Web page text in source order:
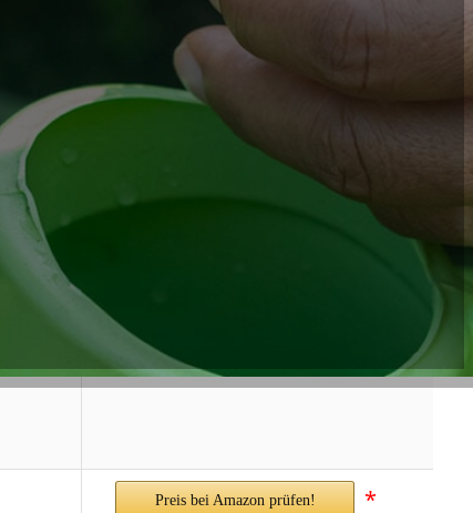
Preis bei Amazon prüfen!
Preis bei Amazon prüfen! *